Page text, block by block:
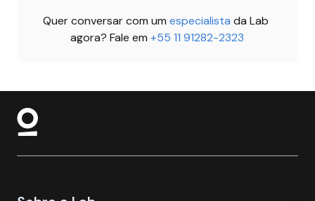
Quer conversar com um especialista da Lab
agora? Fale em +55 11 91282-2323